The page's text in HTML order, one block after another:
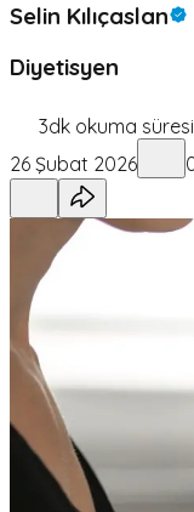
Selin Kılıçaslan
Diyetisyen
3dk okuma süresi
26 Şubat 2026